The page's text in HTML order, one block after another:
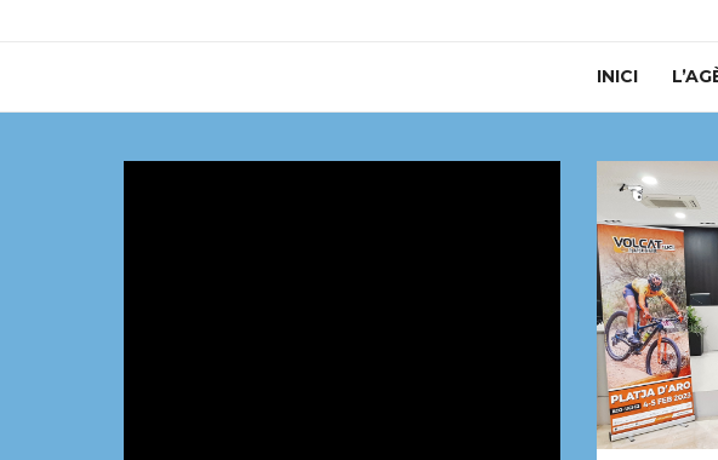
INICI